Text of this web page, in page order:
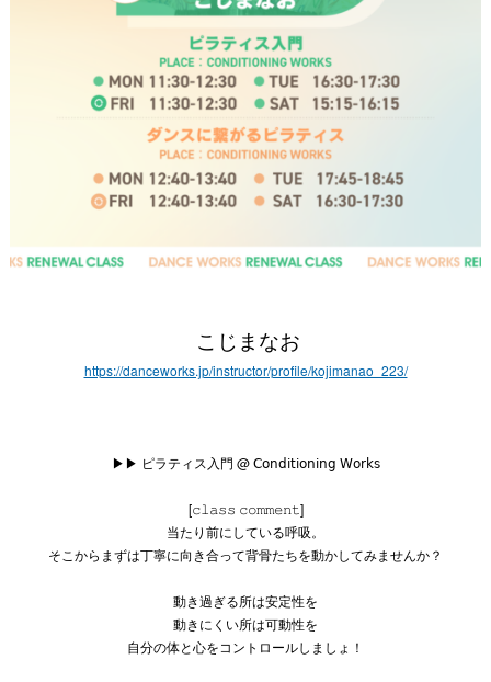
こじまなお
https://danceworks.jp/instructor/profile/kojimanao_223/
▶︎▶︎ ピラティス入門 @𝖢𝗈𝗇𝖽𝗂𝗍𝗂𝗈𝗇𝗂𝗇𝗀 𝖶𝗈𝗋𝗄𝗌
[𝚌𝚕𝚊𝚜𝚜 𝚌𝚘𝚖𝚖𝚎𝚗𝚝]
当たり前にしている呼吸。
そこからまずは丁寧に向き合って背骨たちを動かしてみませんか？
動き過ぎる所は安定性を
動きにくい所は可動性を
自分の体と心をコントロールしましょ！